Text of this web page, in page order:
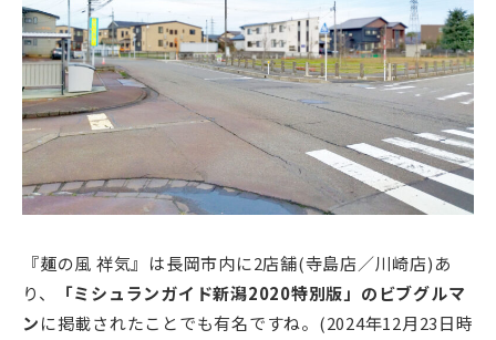
『麺の風 祥気』は長岡市内に2店舗(寺島店／川崎店)あ
り、
「ミシュランガイド新潟2020特別版」のビブグルマ
ンに掲載されたことでも有名ですね。(2024年12月23日時